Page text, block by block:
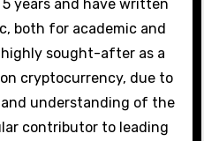
years and have written
both for academic and
highly sought-after as a
cryptocurrency, due to
understanding of the
contributor to leading